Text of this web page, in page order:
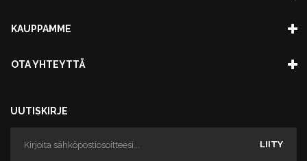
KAUPPAMME
OTA YHTEYTTÄ
UUTISKIRJE
LIITY